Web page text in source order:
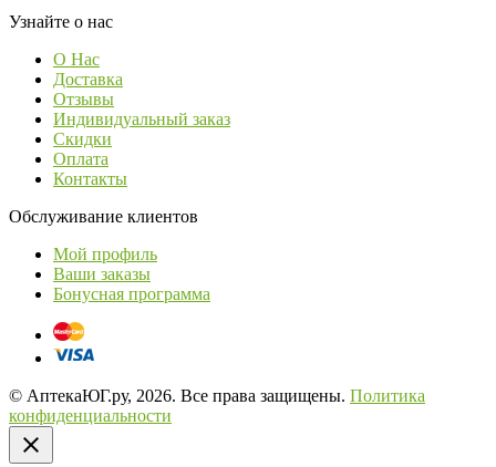
Узнайте о нас
О Нас
Доставка
Отзывы
Индивидуальный заказ
Скидки
Оплата
Контакты
Обслуживание клиентов
Мой профиль
Ваши заказы
Бонусная программа
© АптекаЮГ.ру, 2026. Все права защищены. Политика
конфиденциальности